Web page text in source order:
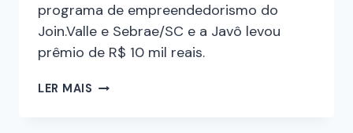
programa de empreendedorismo do
Join.Valle e Sebrae/SC e a Javô levou
prêmio de R$ 10 mil reais.
LER MAIS